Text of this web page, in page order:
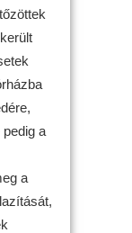
a
a